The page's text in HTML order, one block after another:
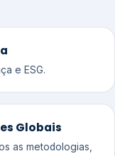
e ESG.
Globais
as metodologias,